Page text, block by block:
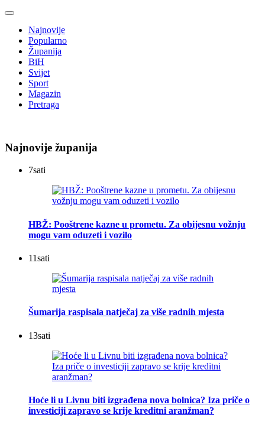
Najnovije
Popularno
Županija
BiH
Svijet
Sport
Magazin
Pretraga
Najnovije županija
7sati
HBŽ: Pooštrene kazne u prometu. Za obijesnu vožnju
mogu vam oduzeti i vozilo
11sati
Šumarija raspisala natječaj za više radnih mjesta
13sati
Hoće li u Livnu biti izgrađena nova bolnica? Iza priče o
investiciji zapravo se krije kreditni aranžman?